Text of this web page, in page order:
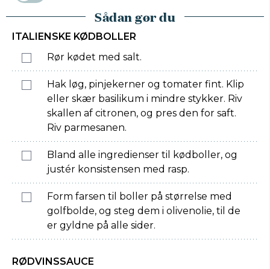
Sådan gør du
ITALIENSKE KØDBOLLER
Rør kødet med salt.
Hak løg, pinjekerner og tomater fint. Klip
eller skær basilikum i mindre stykker. Riv
skallen af citronen, og pres den for saft.
Riv parmesanen.
Bland alle ingredienser til kødboller, og
justér konsistensen med rasp.
Form farsen til boller på størrelse med
golfbolde, og steg dem i olivenolie, til de
er gyldne på alle sider.
RØDVINSSAUCE